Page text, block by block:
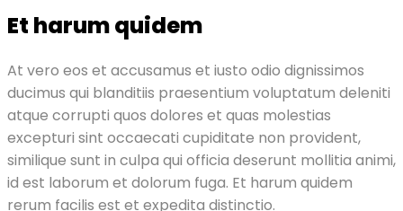
Et harum quidem
At vero eos et accusamus et iusto odio dignissimos
ducimus qui blanditiis praesentium voluptatum deleniti
atque corrupti quos dolores et quas molestias
excepturi sint occaecati cupiditate non provident,
similique sunt in culpa qui officia deserunt mollitia animi,
id est laborum et dolorum fuga. Et harum quidem
rerum facilis est et expedita distinctio.